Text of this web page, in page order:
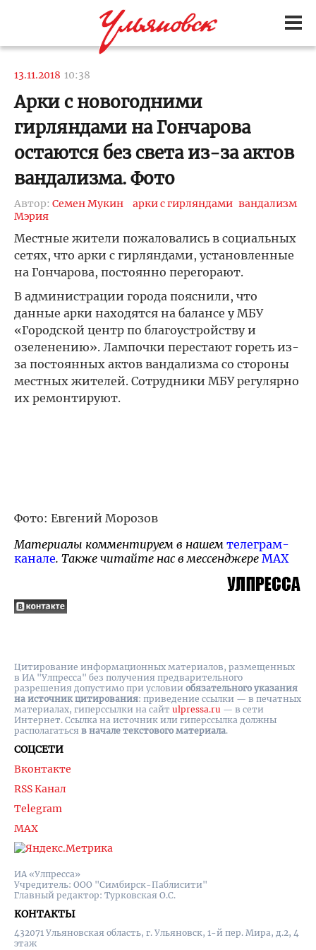
13.11.2018 10:38
Арки с новогодними
гирляндами на Гончарова
остаются без света из-за актов
вандализма. Фото
Автор: Семен Мукин арки с гирляндами вандализм
Мэрия
Местные жители пожаловались в социальных
сетях, что арки с гирляндами, установленные
на Гончарова, постоянно перегорают.
В администрации города пояснили, что
данные арки находятся на балансе у МБУ
«Городской центр по благоустройству и
озеленению». Лампочки перестают гореть из-
за постоянных актов вандализма со стороны
местных жителей. Сотрудники МБУ регулярно
их ремонтируют.
Фото: Евгений Морозов
Материалы комментируем в нашем телеграм-
канале. Также читайте нас в мессенджере MAX
ИА «Улпресса»
Учредитель: ООО "Симбирск-Паблисити"
Главный редактор: Турковская О.С.
КОНТАКТЫ
432071 Ульяновская область, г. Ульяновск, 1-й пер. Мира, д.2, 4
этаж
СОЦСЕТИ
Вконтакте
RSS Канал
Telegram
MAX
Цитирование информационных материалов, размещенных
в ИА "Улпресса" без получения предварительного
разрешения допустимо при условии обязательного указания
на источник цитирования: приведение ссылки — в печатных
материалах, гиперссылки на cайт ulpressa.ru — в сети
Интернет. Ссылка на источник или гиперссылка должны
располагаться в начале текстового материала.